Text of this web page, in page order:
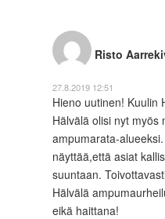
Risto
27.8.2019 12:51
Hieno uutinen! Kuulin
Hälvälä olisi nyt myös
ampumarata-
näyttää,että asiat
suuntaan.
Hälvälä
eikä haittana!